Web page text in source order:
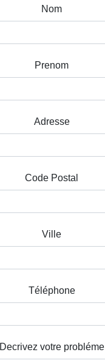
Nom
Prenom
Adresse
Code Postal
Ville
Téléphone
Decrivez votre probléme